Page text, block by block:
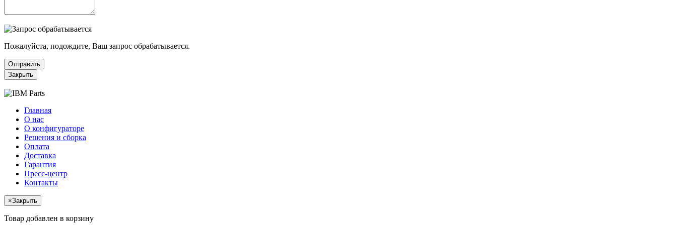
Пожалуйста, подождите, Ваш запрос обрабатывается.
Отправить
Закрыть
Главная
О нас
О конфигураторе
Решения и сборка
Оплата
Доставка
Гарантия
Пресс-центр
Контакты
×Закрыть
Товар добавлен в корзину